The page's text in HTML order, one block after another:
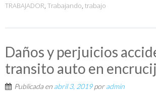
TRABAJADOR, Trabajando, trabajo
Daños y perjuicios
transito auto en
Publicada en abril 3, 2019poradmin